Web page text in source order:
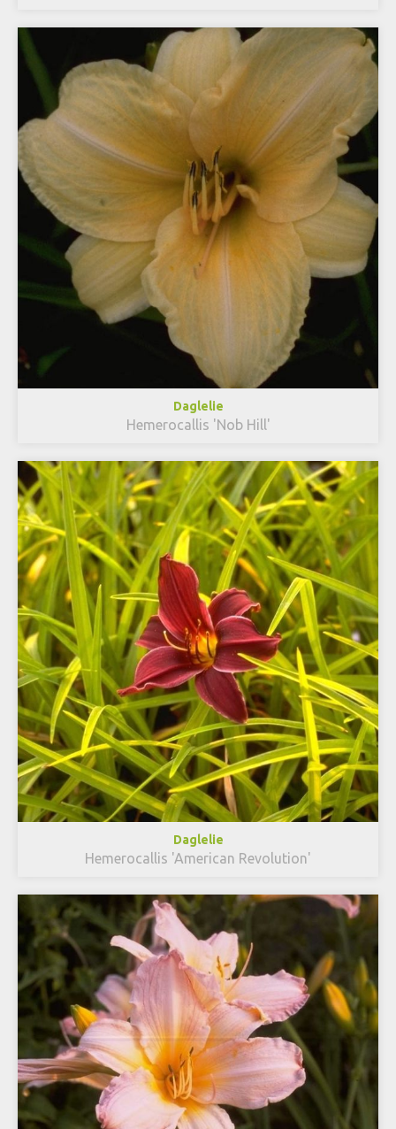
Daglelie
Hemerocallis 'Nob Hill'
Daglelie
Hemerocallis 'American Revolution'